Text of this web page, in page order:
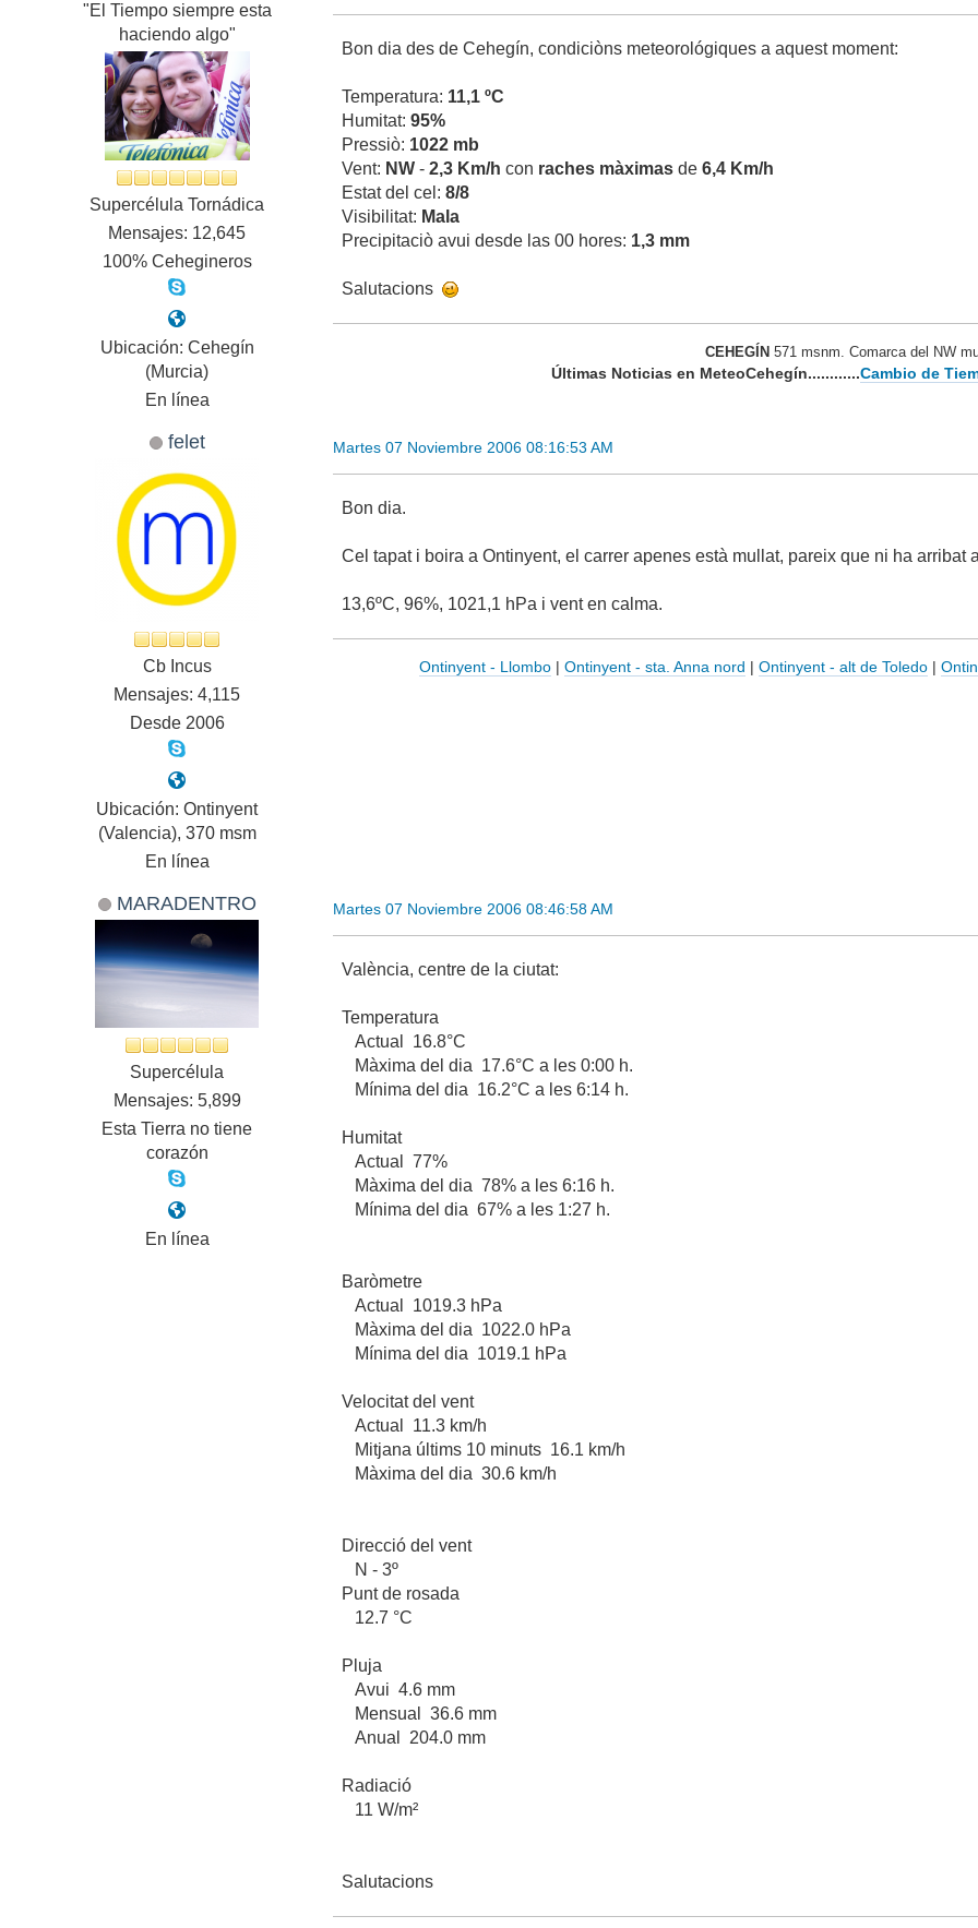
"El Tiempo siempre esta
haciendo algo"
Supercélula Tornádica
Mensajes: 12,645
100% Cehegineros
Ubicación: Cehegín
(Murcia)
En línea
Bon dia des de Cehegín, condiciòns meteorológiques a aquest moment:
Temperatura: 11,1 ºC
Humitat:95%
Pressiò: 1022 mb
Vent: NW -2,3 Km/h con raches màximasde6,4 Km/h
Estat del cel:8/8
Visibilitat: Mala
Precipitaciò avui desde las 00 hores: 1,3 mm
Salutacions
CEHEGÍN571 msnm. Comarca del NW
Últimas Noticias en MeteoCehegín............Cambio de
felet
Cb Incus
Mensajes: 4,115
Desde 2006
Ubicación: Ontinyent
(Valencia), 370 msm
En línea
Martes 07 Noviembre 2006 08:16:53 AM
Bon dia.
Cel tapat i boira a Ontinyent, el carrer apenes està mullat, pareix que ni ha
13,6ºC, 96%, 1021,1 hPa i vent en calma.
Ontinyent - Llombo| Ontinyent - sta. Anna nord | Ontinyent - alt de Toledo|
MARADENTRO
Supercélula
Mensajes: 5,899
Esta Tierra no tiene
corazón
En línea
Martes 07 Noviembre 2006 08:46:58 AM
València, centre de la ciutat:
Temperatura
Actual 16.8°C
Màxima del dia 17.6°C a les 0:00 h.
Mínima del dia 16.2°C a les 6:14 h.
Humitat
Actual 77%
Màxima del dia 78% a les 6:16 h.
Mínima del dia 67% a les 1:27 h.
Baròmetre
Actual 1019.3 hPa
Màxima del dia 1022.0 hPa
Mínima del dia 1019.1 hPa
Velocitat del vent
Actual 11.3 km/h
Mitjana últims 10 minuts 16.1 km/h
Màxima del dia 30.6 km/h
Direcció del vent
N - 3º
Punt de rosada
12.7 °C
Pluja
Avui 4.6 mm
Mensual 36.6 mm
Anual 204.0 mm
Radiació
11 W/m²
Salutacions